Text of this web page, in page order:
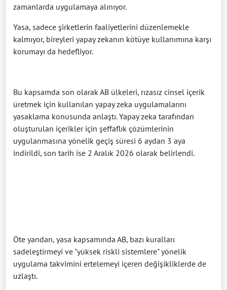
zamanlarda uygulamaya alınıyor.
Yasa, sadece şirketlerin faaliyetlerini düzenlemekle
kalmıyor, bireyleri yapay zekanın kötüye kullanımına karşı
korumayı da hedefliyor.
Bu kapsamda son olarak AB ülkeleri, rızasız cinsel içerik
üretmek için kullanılan yapay zeka uygulamalarını
yasaklama konusunda anlaştı. Yapay zeka tarafından
oluşturulan içerikler için şeffaflık çözümlerinin
uygulanmasına yönelik geçiş süresi 6 aydan 3 aya
indirildi, son tarih ise 2 Aralık 2026 olarak belirlendi.
Öte yandan, yasa kapsamında AB, bazı kuralları
sadeleştirmeyi ve "yüksek riskli sistemlere" yönelik
uygulama takvimini ertelemeyi içeren değişikliklerde de
uzlaştı.